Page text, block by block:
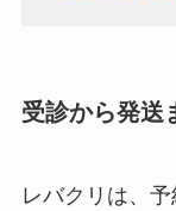
受診から発送
レバクリは、